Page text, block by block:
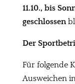
11.10., bis
geschlossen
Der
Für folgende
Ausweichen